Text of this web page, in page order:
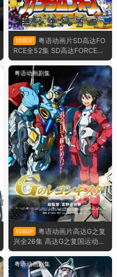
1080P
粤语动画片SD高达FO
RCE全52集 SD高达FORCE粤
语版
粤语动画剧集
1080P
粤语动画片高达G之复
兴全26集 高达G之复国运动粤
语版
粤语动画剧集